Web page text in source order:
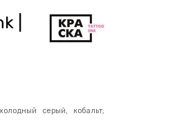
|
серый, кобальт,